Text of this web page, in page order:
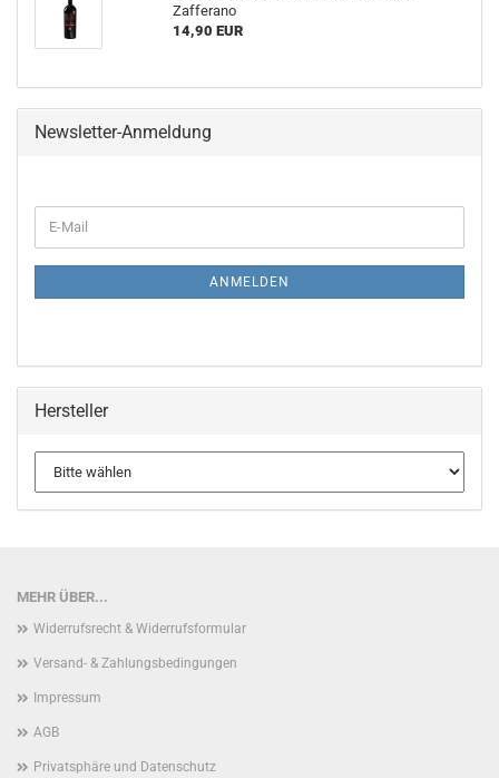
Zafferano
14,90 EUR
Newsletter-Anmeldung
ZUR
E-
Mail
ANMELDEN
Hersteller
MEHR ÜBER...
Widerrufsrecht & Widerrufsformular
Versand- & Zahlungsbedingungen
Impressum
AGB
Privatsphäre und Datenschutz